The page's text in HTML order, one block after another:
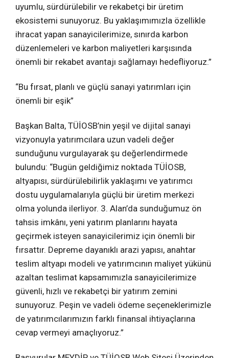
uyumlu, sürdürülebilir ve rekabetçi bir üretim
ekosistemi sunuyoruz. Bu yaklaşımımızla özellikle
ihracat yapan sanayicilerimize, sınırda karbon
düzenlemeleri ve karbon maliyetleri karşısında
önemli bir rekabet avantajı sağlamayı hedefliyoruz.”
“Bu fırsat, planlı ve güçlü sanayi yatırımları için
önemli bir eşik”
Başkan Balta, TÜİOSB’nin yeşil ve dijital sanayi
vizyonuyla yatırımcılara uzun vadeli değer
sunduğunu vurgulayarak şu değerlendirmede
bulundu: “Bugün geldiğimiz noktada TÜİOSB,
altyapısı, sürdürülebilirlik yaklaşımı ve yatırımcı
dostu uygulamalarıyla güçlü bir üretim merkezi
olma yolunda ilerliyor. 3. Alan’da sunduğumuz ön
tahsis imkânı, yeni yatırım planlarını hayata
geçirmek isteyen sanayicilerimiz için önemli bir
fırsattır. Depreme dayanıklı arazi yapısı, anahtar
teslim altyapı modeli ve yatırımcının maliyet yükünü
azaltan teslimat kapsamımızla sanayicilerimize
güvenli, hızlı ve rekabetçi bir yatırım zemini
sunuyoruz. Peşin ve vadeli ödeme seçeneklerimizle
de yatırımcılarımızın farklı finansal ihtiyaçlarına
cevap vermeyi amaçlıyoruz.”